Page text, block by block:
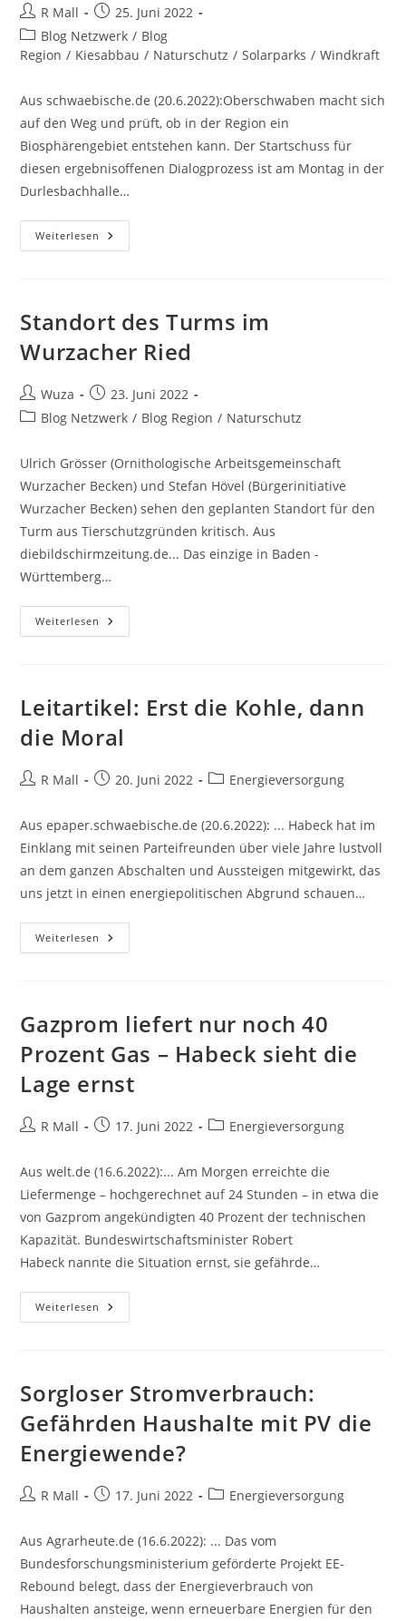
Beitrags-
Autor:
R Mall
Beitrag
veröffentlicht:
25. Juni 2022
Beitrags-
Kategorie:
Blog Netzwerk / Blog
Region / Kiesabbau / Naturschutz / Solarparks / Windkraft
Aus schwaebische.de (20.6.2022):Oberschwaben macht sich
auf den Weg und prüft, ob in der Region ein
Biosphärengebiet entstehen kann. Der Startschuss für
diesen ergebnisoffenen Dialogprozess ist am Montag in der
Durlesbachhalle…
Weiterlesen Der
Startschuss
Biosphärengebiet
Standort des Turms im
Wurzacher Ried
Beitrags-
Autor:
Wuza
Beitrag
veröffentlicht:
23. Juni 2022
Beitrags-
Blog Netzwerk / Blog Region / Naturschutz
Ulrich Grösser (Ornithologische Arbeitsgemeinschaft
Wurzacher Becken) und Stefan Hövel (Bürgerinitiative
Wurzacher Becken) sehen den geplanten Standort für den
Turm aus Tierschutzgründen kritisch. Aus
diebildschirmzeitung.de... Das einzige in Baden -
Württemberg…
Weiterlesen Standort
Des
Leitartikel: Erst die Kohle, dann
die Moral
Beitrags-
R Mall
Beitrag20. Juni 2022
Beitrags-
Energieversorgung
Aus epaper.schwaebische.de (20.6.2022): ... Habeck hat im
Einklang mit seinen Parteifreunden über viele Jahre lustvoll
an dem ganzen Abschalten und Aussteigen mitgewirkt, das
uns jetzt in einen energiepolitischen Abgrund schauen…
Weiterlesen Leitartikel:
Erst
Moral
Gazprom liefert nur noch 40
Prozent Gas – Habeck sieht die
Lage ernst
Beitrags-
R Mall
Beitrag17. Juni 2022
Beitrags-
Energieversorgung
Aus welt.de (16.6.2022):... Am Morgen erreichte die
Liefermenge – hochgerechnet auf 24 Stunden – in etwa die
von Gazprom angekündigten 40 Prozent der technischen
Kapazität. Bundeswirtschaftsminister Robert
Habeck nannte die Situation ernst, sie gefährde…
Weiterlesen Gazprom
Liefert
–
Sieht
Die
Lage
Ernst
Sorgloser Stromverbrauch:
Gefährden Haushalte mit PV die
Energiewende?
Beitrags-
R Mall
Beitrag17. Juni 2022
Beitrags-
Energieversorgung
Aus Agrarheute.de (16.6.2022): ... Das vom
Bundesforschungsministerium geförderte Projekt EE-
Rebound belegt, dass der Energieverbrauch von
Haushalten ansteige, wenn erneuerbare Energien für den